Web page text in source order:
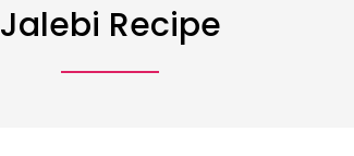
Jalebi Recipe